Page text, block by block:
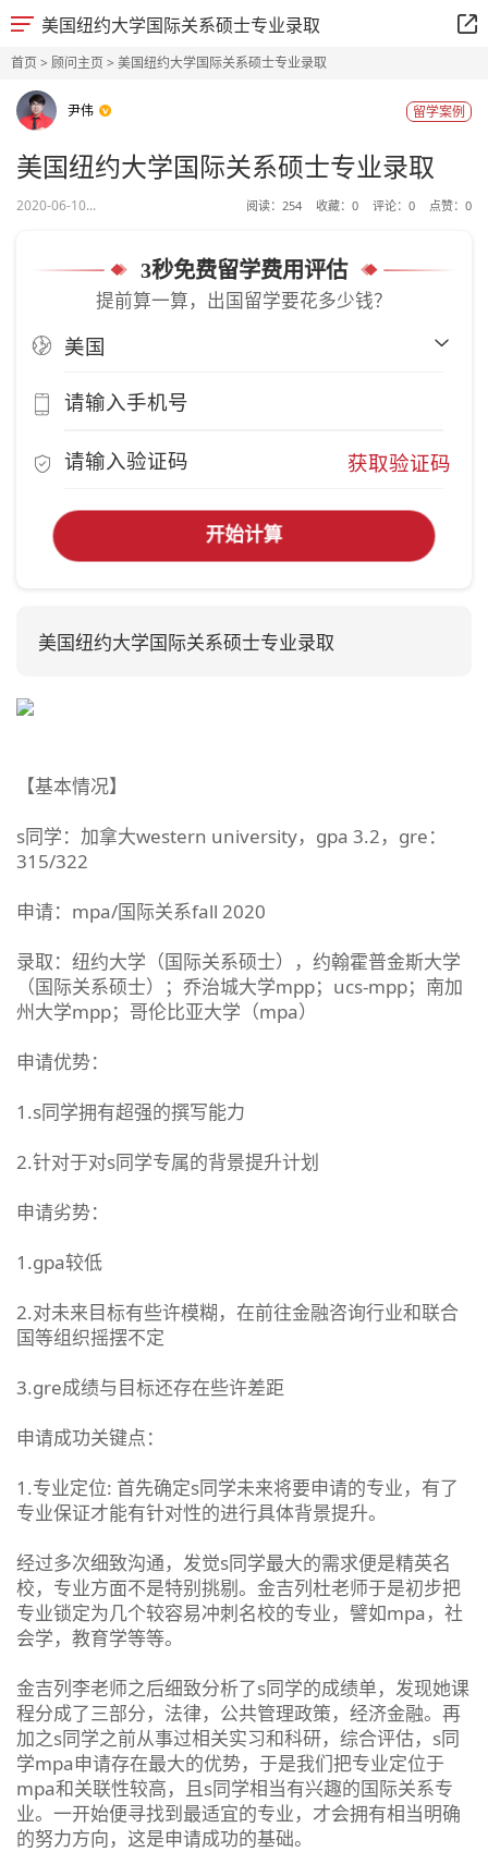
美国纽约大学国际关系硕士专业录取
首页> 顾问主页> 美国纽约大学国际关系硕士专业录取
尹伟 留学案例
美国纽约大学国际关系硕士专业录取
2020-06-10... 阅读： 254 收藏： 0 评论： 0 点赞： 0
3秒免费留学费用评估
提前算一算，出国留学要花多少钱？
获取验证码
开始计算
美国纽约大学国际关系硕士专业录取
【基本情况】
s同学：加拿大western university，gpa 3.2，gre：
315/322
申请：mpa/国际关系fall 2020
录取：纽约大学（国际关系硕士），约翰霍普金斯大学
（国际关系硕士）；乔治城大学mpp；ucs-mpp；南加
州大学mpp；哥伦比亚大学（mpa）
申请优势：
1.s同学拥有超强的撰写能力
2.针对于对s同学专属的背景提升计划
申请劣势：
1.gpa较低
2.对未来目标有些许模糊，在前往金融咨询行业和联合
国等组织摇摆不定
3.gre成绩与目标还存在些许差距
申请成功关键点：
1.专业定位: 首先确定s同学未来将要申请的专业，有了
专业保证才能有针对性的进行具体背景提升。
经过多次细致沟通，发觉s同学最大的需求便是精英名
校，专业方面不是特别挑剔。金吉列杜老师于是初步把
专业锁定为几个较容易冲刺名校的专业，譬如mpa，社
会学，教育学等等。
金吉列李老师之后细致分析了s同学的成绩单，发现她课
程分成了三部分，法律，公共管理政策，经济金融。再
加之s同学之前从事过相关实习和科研，综合评估，s同
学mpa申请存在最大的优势，于是我们把专业定位于
mpa和关联性较高，且s同学相当有兴趣的国际关系专
业。一开始便寻找到最适宜的专业，才会拥有相当明确
的努力方向，这是申请成功的基础。